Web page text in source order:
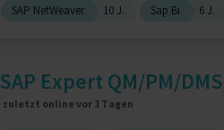
SAP NetWeaver
10 J. Sap Bi 6 J.
SAP Expert QM/PM/
zuletzt online vor 1 Tagen